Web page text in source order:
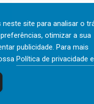
site para analisar o
otimizar a sua
publicidade. Para mais
Política de privacidade